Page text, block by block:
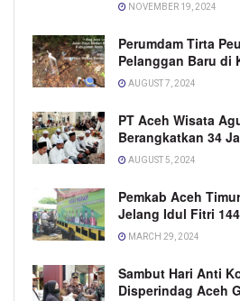
NOVEMBER 19, 2024
Perumdam Tirta
Pelanggan Baru di
AUGUST 7, 2024
PT Aceh Wisata
Berangkatkan 34
AUGUST 5, 2024
Pemkab Aceh
Jelang Idul Fitri
MARCH 29, 2024
Sambut Hari Anti
Disperindag Aceh